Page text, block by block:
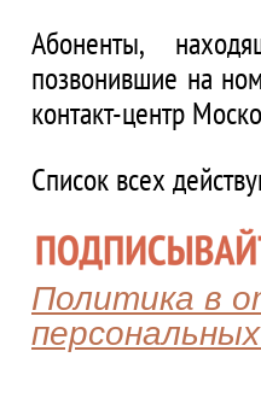
Абоненты,
позвонившие на
контакт-центр
Список всех
Политика в